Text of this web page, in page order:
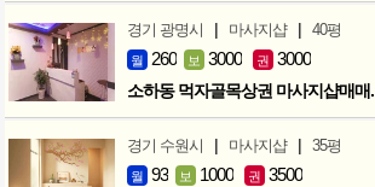
경기 광명시 | 마사지샵 | 40평
월 260 보 3000 권 3000
소하동 먹자골목상권 마사지샵매매.
경기 수원시 | 마사지샵 | 35평
월 93 보 1000 권 3500